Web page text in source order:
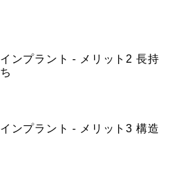
インプラント - メリット2 長持
ち
インプラント - メリット3 構造